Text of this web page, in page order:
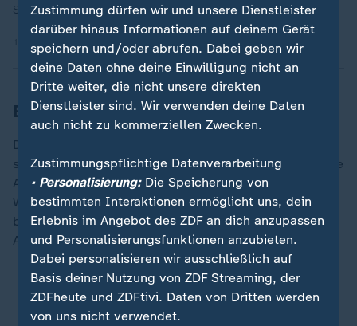
Schwaben die Partie schon in der ersten Halbzeit.
12.01.2026 | 11:58 min
Ebnoutalib verletzt sich früh
Die Eintracht fand offensiv zwischenzeitlich kaum
statt, musste bereits ab der 20. Minute aber auch ohne
Angreifer Younes Ebnoutalib auskommen: Der
Winterzugang verletzte sich nach einer Viertelstunde
bei einem (fairen) Zweikampf mit Jeff Chabot allem
Anschein nach schwer am rechten Knie.
Ergebnisse, Tabelle, Statistiken im Bundesliga-
Liveticke
Zustimmung dürfen wir und unsere Dienstleister
darüber hinaus Informationen auf deinem Gerät
speichern und/oder abrufen. Dabei geben wir
deine Daten ohne deine Einwilligung nicht an
Dritte weiter, die nicht unsere direkten
Dienstleister sind. Wir verwenden deine Daten
auch nicht zu kommerziellen Zwecken.
Zustimmungspflichtige Datenverarbeitung
• Personalisierung:Die Speicherung von
bestimmten Interaktionen ermöglicht uns, dein
Erlebnis im Angebot des ZDF an dich anzupassen
und Personalisierungsfunktionen anzubieten.
Dabei personalisieren wir ausschließlich auf
Basis deiner Nutzung von ZDF Streaming, der
ZDFheute und ZDFtivi. Daten von Dritten werden
von uns nicht verwendet.